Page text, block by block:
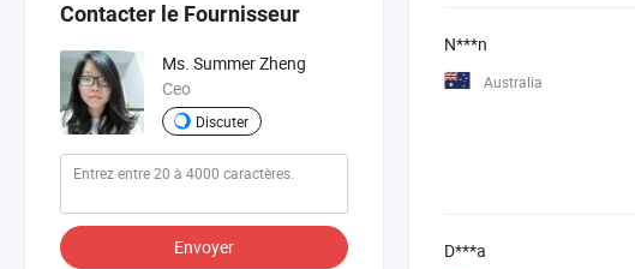
Contacter le Fournisseur
Ms. Summer Zheng
Ceo
Discuter
Envoyer
N***n
Australia
D***a